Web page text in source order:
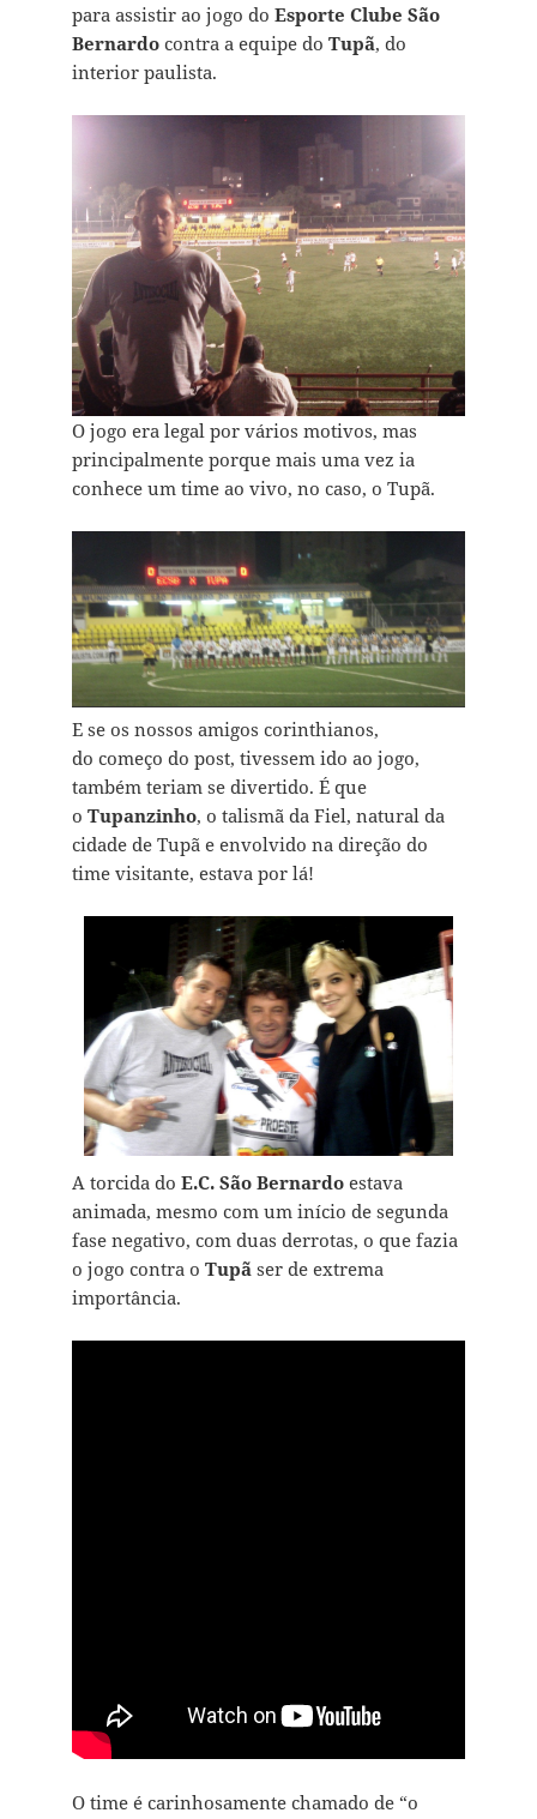
para assistir ao jogo do Esporte Clube São
Bernardocontra a equipe do Tupã, do
interior paulista.
O jogo era legal por vários motivos, mas
principalmente porque mais uma vez ia
conhece um time ao vivo, no caso, o Tupã.
E se os nossos amigos corinthianos,
do começo do post, tivessem ido ao jogo,
também teriam se divertido. É que
o Tupanzinho, o talismã da Fiel, natural da
cidade de Tupã e envolvido na direção do
time visitante, estava por lá!
A torcida do E.C. São Bernardo estava
animada, mesmo com um início de segunda
fase negativo, com duas derrotas, o que fazia
o jogo contra o Tupã ser de extrema
importância.
O time é carinhosamente chamado de “o